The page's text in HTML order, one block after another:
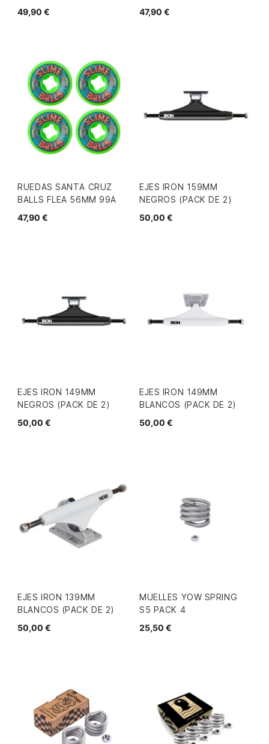
49,90 €
47,90 €
RUEDAS SANTA CRUZ
BALLS FLEA 56MM 99A
47,90 €
EJES IRON 159MM
NEGROS (PACK DE 2)
50,00 €
EJES IRON 149MM
NEGROS (PACK DE 2)
50,00 €
EJES IRON 149MM
BLANCOS (PACK DE 2)
50,00 €
EJES IRON 139MM
BLANCOS (PACK DE 2)
50,00 €
MUELLES YOW SPRING
S5 PACK 4
25,50 €